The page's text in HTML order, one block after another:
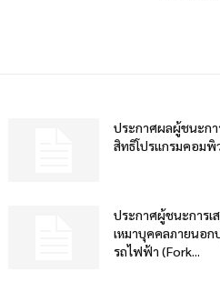
ประกาศผลผู้ชนะกา
สิทธิโปรแกรมคอมพิ
ประกาศผู้ชนะการเ
เหมาบุคคลภายนอก
รถไฟฟ้า (Fork...